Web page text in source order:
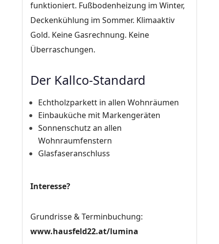
funktioniert. Fußbodenheizung im Winter,
Deckenkühlung im Sommer. Klimaaktiv
Gold. Keine Gasrechnung. Keine
Überraschungen.
Der Kallco-Standard
Echtholzparkett in allen Wohnräumen
Einbauküche mit Markengeräten
Sonnenschutz an allen
Wohnraumfenstern
Glasfaseranschluss
Interesse?
Grundrisse & Terminbuchung:
www.hausfeld22.at/lumina